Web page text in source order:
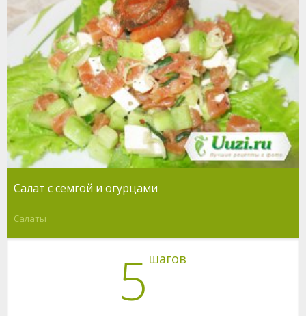
Салат с семгой и огурцами
Салаты
5 шагов